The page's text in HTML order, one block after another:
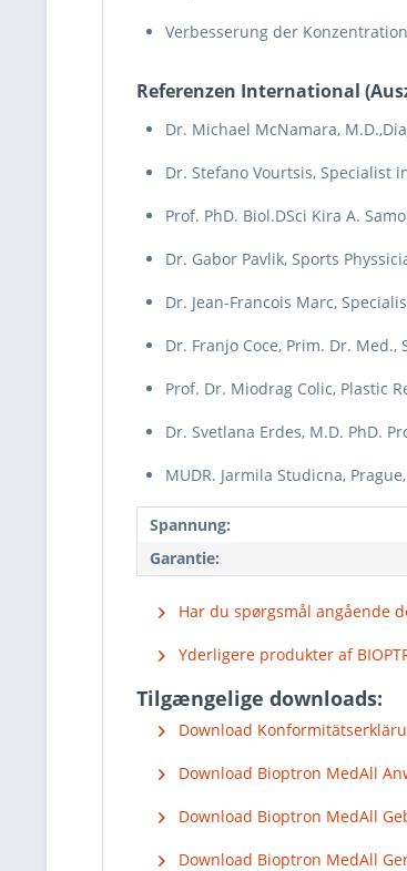
Verbesserung der
Referenzen International
Dr. Michael McNamara,
Dr. Stefano Vourtsis, Specialist
Prof. PhD. Biol.DSci Kira A.
Dr. Gabor Pavlik, Sports
Dr. Jean-Francois Marc,
Dr. Franjo Coce, Prim. Dr.
Prof. Dr. Miodrag Colic, Plastic
Dr. Svetlana Erdes, M.D. PhD.
MUDR. Jarmila Studicna,
Spannung:
Garantie:
Har du spørgsmål angående
Yderligere produkter af
Tilgængelige downloads:
Download
Download Bioptron MedAll
Download Bioptron MedAll
Download Bioptron MedAll